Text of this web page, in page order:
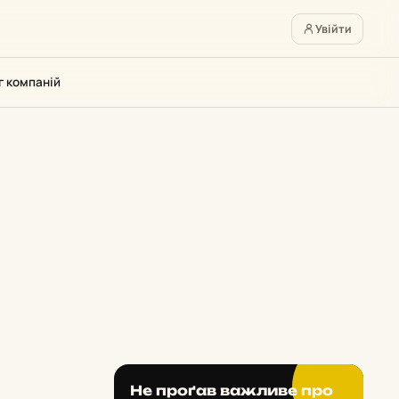
Увійти
компаній
Не проґав важливе про